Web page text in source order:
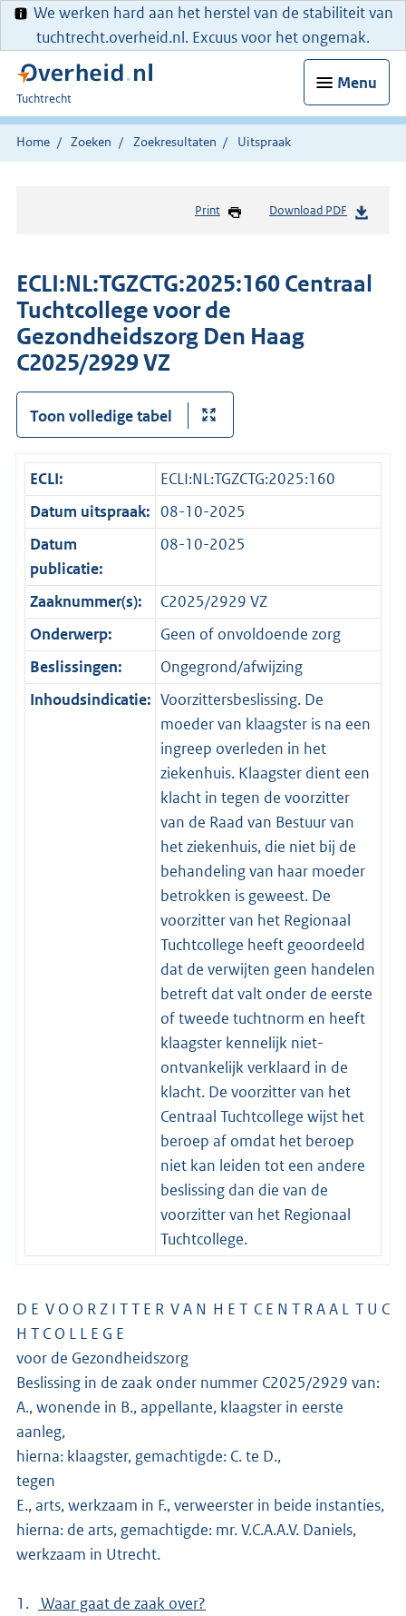
We werken hard aan het herstel van de stabiliteit van
tuchtrecht.overheid.nl. Excuus voor het ongemak.
Menu
U
bent
hier:
Tuchtrecht
Home Zoeken Zoekresultaten Uitspraak
Print Download PDF
ECLI:NL:TGZCTG:2025:160 Centraal
Tuchtcollege voor de
Gezondheidszorg Den Haag
C2025/2929 VZ
Toon volledige tabel
ECLI:
ECLI:NL:TGZCTG:2025:160
Datum uitspraak: 08-10-2025
Datum
publicatie:
08-10-2025
Zaaknummer(s):
C2025/2929 VZ
Onderwerp:
Geen of onvoldoende zorg
Beslissingen:
Ongegrond/afwijzing
Inhoudsindicatie: Voorzittersbeslissing. De
moeder van klaagster is na een
ingreep overleden in het
ziekenhuis. Klaagster dient een
klacht in tegen de voorzitter
van de Raad van Bestuur van
het ziekenhuis, die niet bij de
behandeling van haar moeder
betrokken is geweest. De
voorzitter van het Regionaal
Tuchtcollege heeft geoordeeld
dat de verwijten geen handelen
betreft dat valt onder de eerste
of tweede tuchtnorm en heeft
klaagster kennelijk niet-
ontvankelijk verklaard in de
klacht. De voorzitter van het
Centraal Tuchtcollege wijst het
beroep af omdat het beroep
niet kan leiden tot een andere
beslissing dan die van de
voorzitter van het Regionaal
Tuchtcollege.
D E V O O R Z I T T E R V A N H E T C E N T R A A L T U C
H T C O L L E G E
voor de Gezondheidszorg
Beslissing in de zaak onder nummer C2025/2929 van:
A., wonende in B., appellante, klaagster in eerste
aanleg,
hierna: klaagster, gemachtigde: C. te D.,
tegen
E., arts, werkzaam in F., verweerster in beide instanties,
hierna: de arts, gemachtigde: mr. V.C.A.A.V. Daniels,
werkzaam in Utrecht.
1. Waar gaat de zaak over?